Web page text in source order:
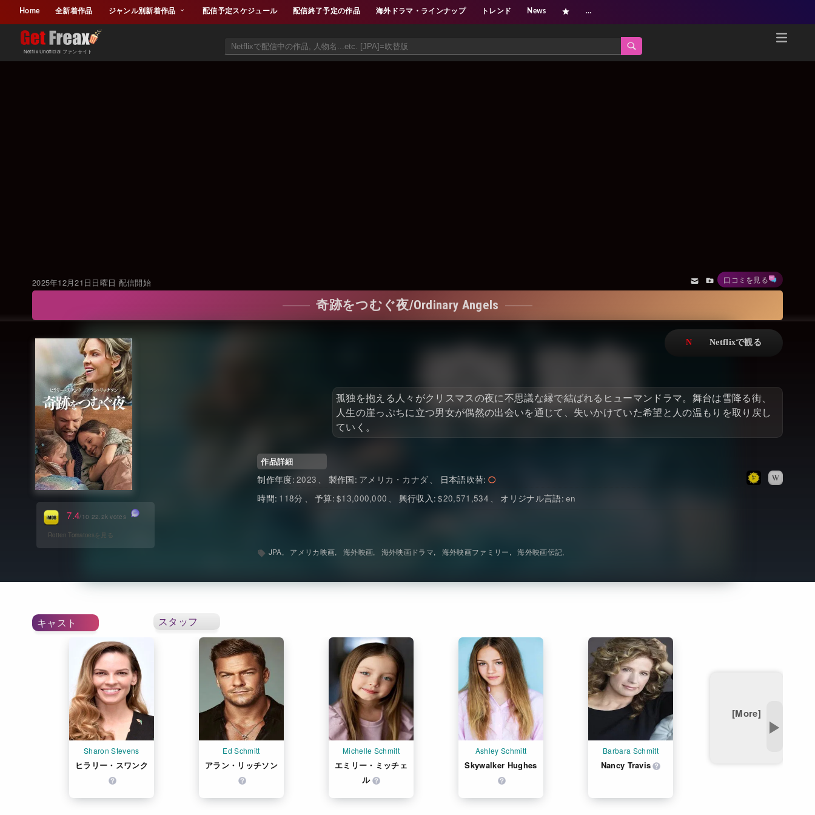
Home 全新着作品 ジャンル別新着作品 配信予定スケジュール 配信終了予定の作品 海外ドラマ・ラインナップ トレンド News …
Netflix Unofficial ファンサイト
Netflix新着作品
アジア映画
ドキュメンタリー
Netflixオリジナル作品
日本語吹替対応作品
Watchlistへ
Netflix 吹替版作品
みんなの作品レビュー
Netflixコース別料金プラン
閉じる
2025年12月21日日曜日 配信開始 口コミを見る
奇跡をつむぐ夜/Ordinary Angels
孤独を抱える人々がクリスマスの夜に不思議な縁で結ばれるヒューマンドラマ。舞台は雪降る街、
人生の崖っぷちに立つ男女が偶然の出会いを通じて、失いかけていた希望と人の温もりを取り戻し
ていく。
作品詳細
制作年度 2023 製作国 アメリカ・カナダ
日本語吹替
時間 118 予算 $13,000,000 興行収入 $20,571,534 オリジナル言語 en
7.4/10 22.2k votes
▶
キャスト スタッフ
Sharon Stevens
ヒラリー・スワンク
Ed Schmitt
アラン・リッチソン
Michelle Schmitt
エミリー・ミッチェ
ル
Ashley Schmitt
Skywalker Hughes
Barbara Schmitt
Nancy Travis
[More]
JPA アメリカ映画 海外映画 海外映画ドラマ 海外映画ファミリー 海外映画伝記